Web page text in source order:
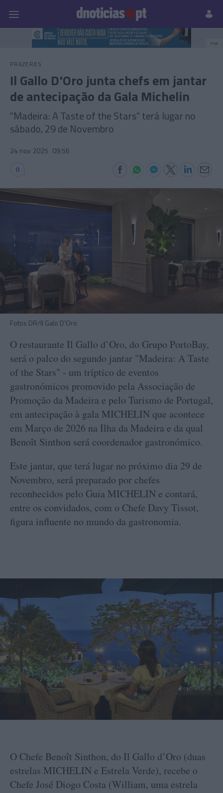
Prazeres Paisagens
PUB
PRAZERES
Il Gallo D'Oro junta chefs em jantar
de antecipação da Gala Michelin
"Madeira: A Taste of the Stars" terá lugar no
sábado, 29 de Novembro
24 nov 2025 09:56
0
Fotos DR/Il Galo D'Oro
O restaurante Il Gallo d’Oro, do Grupo PortoBay,
será o palco do segundo jantar "Madeira: A Taste
of the Stars" - um tríptico de eventos
gastronómicos promovido pela Associação de
Promoção da Madeira e pelo Turismo de Portugal,
em antecipação à gala MICHELIN que acontece
em Março de 2026 na Ilha da Madeira e da qual
Benoît Sinthon será coordenador gastronómico.
Este jantar, que terá lugar no próximo dia 29 de
Novembro, será preparado por chefes
reconhecidos pelo Guia MICHELIN e contará,
entre os convidados, com o Chefe Davy Tissot,
figura influente no mundo da gastronomia.
O Chefe Benoît Sinthon, do Il Gallo d’Oro (duas
estrelas MICHELIN e Estrela Verde), recebe o
Chefe José Diogo Costa (William, uma estrela